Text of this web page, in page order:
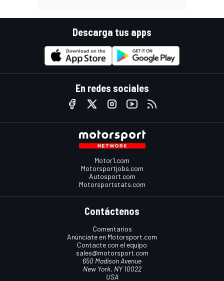
Descarga tus apps
En redes sociales
Motor1.com
Motorsportjobs.com
Autosport.com
Motorsportstats.com
Contáctenos
Comentarios
Anúnciate en Motorsport.com
Contacte con el equipo
sales@motorsport.com
650 Madison Avenue
New York, NY 10022
USA